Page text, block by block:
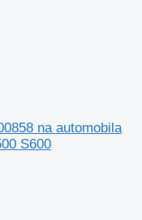
na automobila
S600